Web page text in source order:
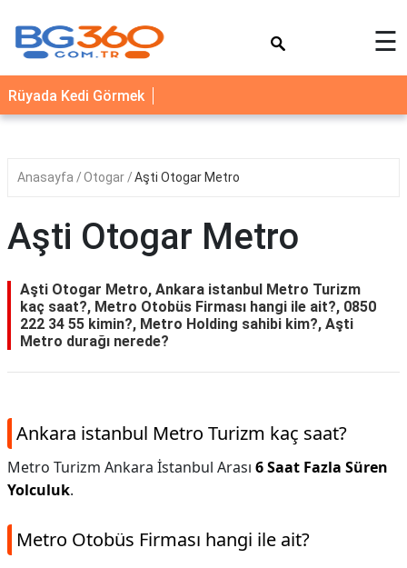
YEMEK
TARİFLERİ
SAĞLIK
☰
Rüyada Kedi Görmek
Anasayfa Otogar Aşti Otogar Metro
Aşti Otogar Metro
Aşti Otogar Metro, Ankara istanbul Metro Turizm
kaç saat?, Metro Otobüs Firması hangi ile ait?, 0850
222 34 55 kimin?, Metro Holding sahibi kim?, Aşti
Metro durağı nerede?
Ankara istanbul Metro Turizm kaç saat?
Metro Turizm Ankara İstanbul Arası 6 Saat Fazla Süren
Yolculuk.
Metro Otobüs Firması hangi ile ait?